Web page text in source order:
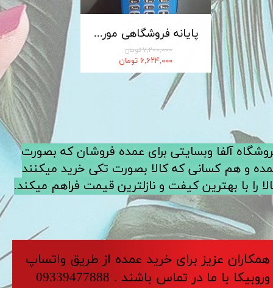
پایانه فروشگاهی مورفان MoreFun مدل H9
۷,۲۰۰,۰۰۰ تومان
۶,۶۲۴,۰۰۰ تومان
کابل شارژ MICRO-USB اندروید LDNIO الدینیو مدل XS-07 متراژ 1 متر
آلفا وبسایتی برای عمده فروشان که بصورت
و هم کسانی که کالا بصورت تکی خرید میکنند
را با بهترین کیفت و نازلترین قیمت فراهم میکند.
​​​همکاران عزیز برای خرید عمده از طریق واتساپ
وروبیکا با ما در تماس باشند . 09339477888